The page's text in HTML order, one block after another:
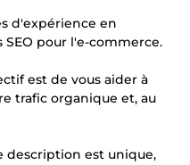
d'expérience en
pour l'e-commerce.
est de vous aider à
trafic organique et, au
description est unique,